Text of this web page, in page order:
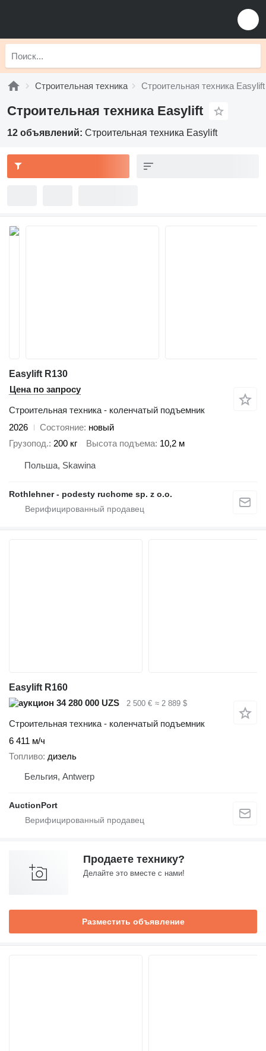
Строительная техника Строительная техника Easylift
Строительная техника Easylift
12 объявлений: Строительная техника Easylift
Easylift R130
Цена по запросу
Строительная техника - коленчатый подъемник
2026
Состояние новый
Грузопод. 200 кг Высота подъема 10,2 м
Польша, Skawina
Rothlehner - podesty ruchome sp. z o.o.
Easylift R160
34 280 000 UZS
2 500 € ≈ 2 889 $
Строительная техника - коленчатый подъемник
6 411 м/ч
Топливо дизель
Бельгия, Antwerp
AuctionPort
Продаете технику?
Делайте это вместе с нами!
Разместить объявление